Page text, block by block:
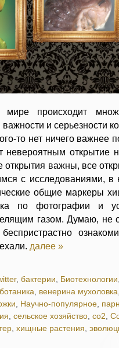
происходит
важности и серьезности
то нет ничего важнее
невероятным открытие
открытия важны, все
с исследованиями, в
общие маркеры
по фотографии и
газом. Думаю, не
далее »
, бактерии, Биотехнологии
ботаника, венерина мухоловка
, Научно-популярное,
, сельское хозяйство, со2,
, хищные растения,